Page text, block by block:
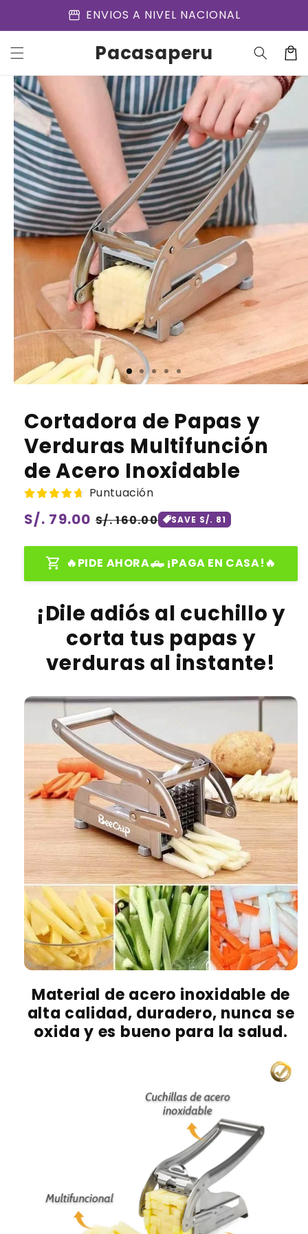
contenido
storefront ENVIOS A NIVEL NACIONAL
Pacasaperu Carrito
la
producto
Cortadora de Papas y
Verduras Multifunción
de Acero Inoxidable
Puntuación
Precio
S/. 79.00 Precio
oferta
S/. 160.00 SAVE S/. 81
🔥PIDE AHORA🛻 ¡PAGA EN CASA!🔥
¡Dile adiós al cuchillo y
corta tus papas y
verduras al instante!
Material de acero inoxidable de
alta calidad, duradero, nunca se
oxida y es bueno para la salud.